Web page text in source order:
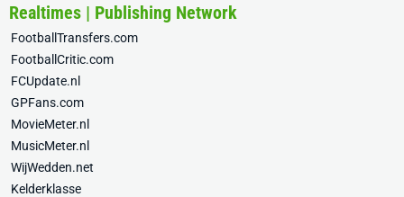
Realtimes | Publishing Network
FootballTransfers.com
FootballCritic.com
FCUpdate.nl
GPFans.com
MovieMeter.nl
MusicMeter.nl
WijWedden.net
Kelderklasse